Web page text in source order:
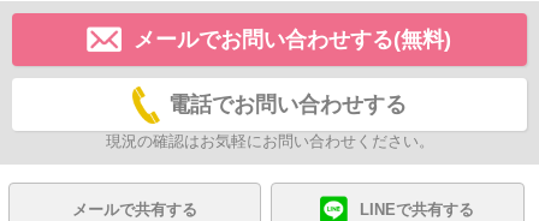
メールでお問い合わせする(無料)
電話でお問い合わせする
現況の確認はお気軽にお問い合わせください。
メールで共有する LINEで共有する